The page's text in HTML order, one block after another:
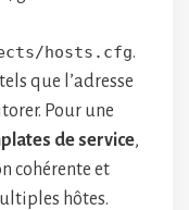
hosts.cfg.
que l’adresse
Pour une
de service,
cohérente et
hôtes.